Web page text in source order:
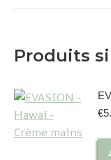
Produits
€